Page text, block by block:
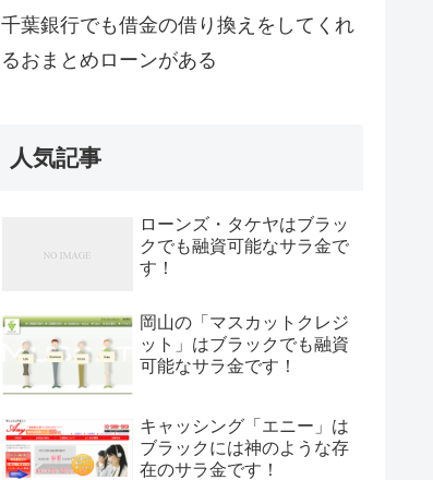
千葉銀行でも借金の借り換えをしてくれ
るおまとめローンがある
人気記事
ローンズ・タケヤはブラッ
クでも融資可能なサラ金で
す！
岡山の「マスカットクレジ
ット」はブラックでも融資
可能なサラ金です！
キャッシング「エニー」は
ブラックには神のような存
在のサラ金です！